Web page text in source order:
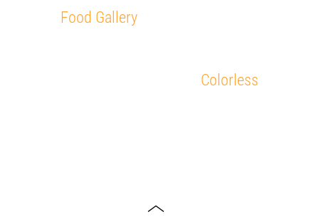
Food Gallery
Colorless
Toggle